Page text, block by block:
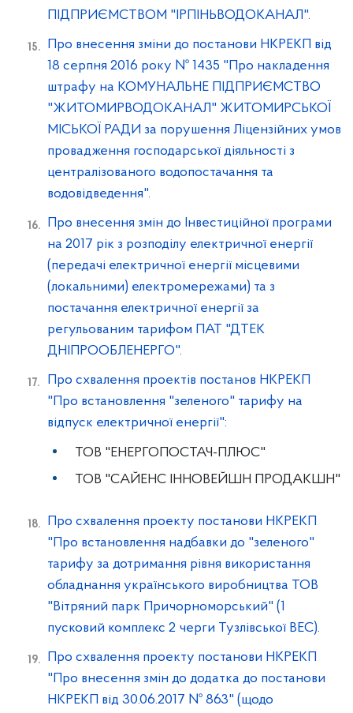
ПІДПРИЄМСТВОМ "ІРПІНЬВОДОКАНАЛ".
Про внесення зміни до постанови НКРЕКП від
18 серпня 2016 року № 1435 "Про накладення
штрафу на КОМУНАЛЬНЕ ПІДПРИЄМСТВО
"ЖИТОМИРВОДОКАНАЛ" ЖИТОМИРСЬКОЇ
МІСЬКОЇ РАДИ за порушення Ліцензійних умов
провадження господарської діяльності з
централізованого водопостачання та
водовідведення".
Про внесення змін до Інвестиційної програми
на 2017 рік з розподілу електричної енергії
(передачі електричної енергії місцевими
(локальними) електромережами) та з
постачання електричної енергії за
регульованим тарифом ПАТ "ДТЕК
ДНІПРООБЛЕНЕРГО".
Про схвалення проектів постанов НКРЕКП
"Про встановлення "зеленого" тарифу на
відпуск електричної енергії":
ТОВ "ЕНЕРГОПОСТАЧ-ПЛЮС"
ТОВ "САЙЕНС ІННОВЕЙШН ПРОДАКШН"
Про схвалення проекту постанови НКРЕКП
"Про встановлення надбавки до "зеленого"
тарифу за дотримання рівня використання
обладнання українського виробництва ТОВ
"Вітряний парк Причорноморський" (1
пусковий комплекс 2 черги Тузлівської ВЕС).
Про схвалення проекту постанови НКРЕКП
"Про внесення змін до додатка до постанови
НКРЕКП від 30.06.2017 № 863" (щодо